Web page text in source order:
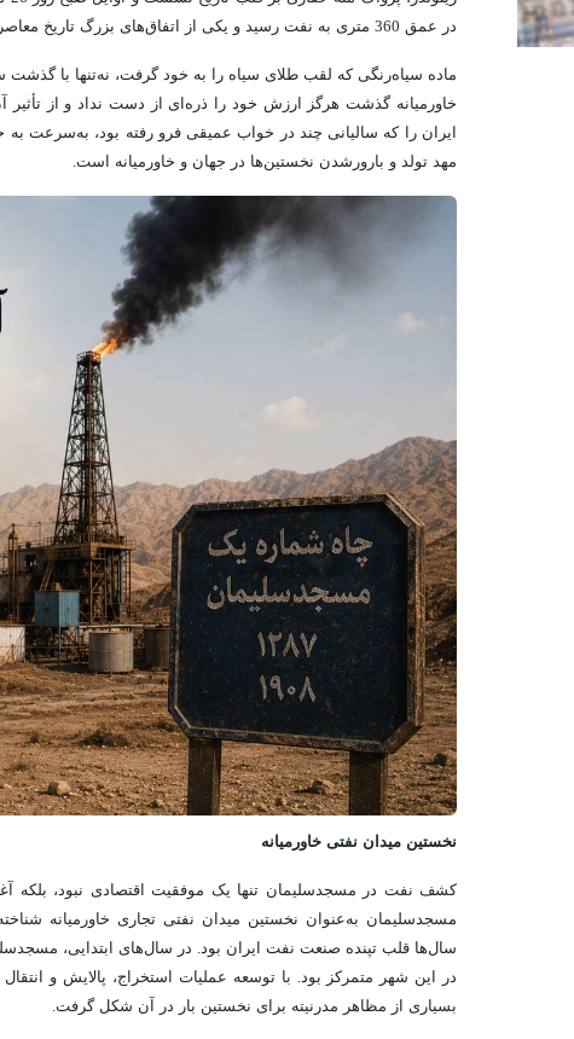
در عمق 360 متری به نفت رسید و یکی از اتفاق‌های بزرگ تاریخ معاصر به وقوع پیوست.
ماده سیاه‌رنگی که لقب طلای سیاه را به خود گرفت، نه‌تنها با گذشت
خاورمیانه گذشت هرگز ارزش خود را ذره‌ای از دست نداد و از
ایران را که سالیانی چند در خواب عمیقی فرو رفته بود، به‌سرعت
مهد تولد و بارورشدن نخستین‌ها در جهان و خاورمیانه است.
نخستین میدان نفتی خاورمیانه
کشف نفت در مسجدسلیمان تنها یک موفقیت اقتصادی نبود، بلکه
مسجدسلیمان به‌عنوان نخستین میدان نفتی تجاری خاورمیانه
سال‌ها قلب تپنده صنعت نفت ایران بود. در سال‌های ابتدایی،
در این شهر متمرکز بود. با توسعه عملیات استخراج، پالایش و
بسیاری از مظاهر مدرنیته برای نخستین بار در آن شکل گرفت.